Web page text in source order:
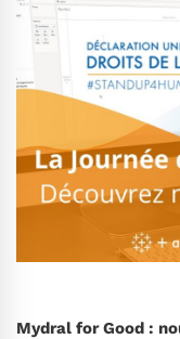
Mydral for Good :